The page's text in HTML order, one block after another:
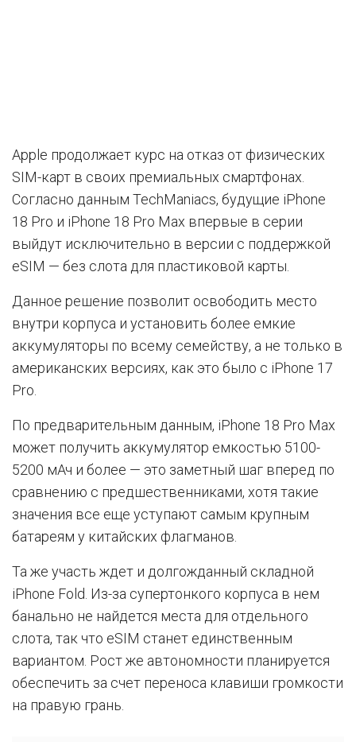
Apple продолжает курс на отказ от физических
SIM-карт в своих премиальных смартфонах.
Согласно данным TechManiacs, будущие iPhone
18 Pro и iPhone 18 Pro Max впервые в серии
выйдут исключительно в версии с поддержкой
eSIM — без слота для пластиковой карты.
Данное решение позволит освободить место
внутри корпуса и установить более емкие
аккумуляторы по всему семейству, а не только в
американских версиях, как это было с iPhone 17
Pro.
По предварительным данным, iPhone 18 Pro Max
может получить аккумулятор емкостью 5100-
5200 мАч и более — это заметный шаг вперед по
сравнению с предшественниками, хотя такие
значения все еще уступают самым крупным
батареям у китайских флагманов.
Та же участь ждет и долгожданный складной
iPhone Fold. Из-за супертонкого корпуса в нем
банально не найдется места для отдельного
слота, так что eSIM станет единственным
вариантом. Рост же автономности планируется
обеспечить за счет переноса клавиши громкости
на правую грань.